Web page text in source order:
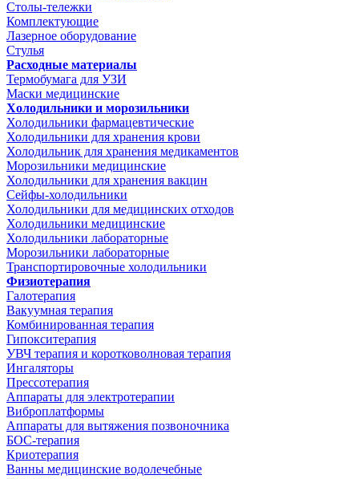
Столы-тележки
Комплектующие
Лазерное оборудование
Стулья
Расходные материалы
Термобумага для УЗИ
Маски медицинские
Холодильники и морозильники
Холодильники фармацевтические
Холодильники для хранения крови
Холодильник для хранения медикаментов
Морозильники медицинские
Холодильники для хранения вакцин
Сейфы-холодильники
Холодильники для медицинских отходов
Холодильники медицинские
Холодильники лабораторные
Морозильники лабораторные
Транспортировочные холодильники
Физиотерапия
Галотерапия
Вакуумная терапия
Комбинированная терапия
Гипокситерапия
УВЧ терапия и коротковолновая терапия
Ингаляторы
Прессотерапия
Аппараты для электротерапии
Виброплатформы
Аппараты для вытяжения позвоночника
БОС-терапия
Криотерапия
Ванны медицинские водолечебные